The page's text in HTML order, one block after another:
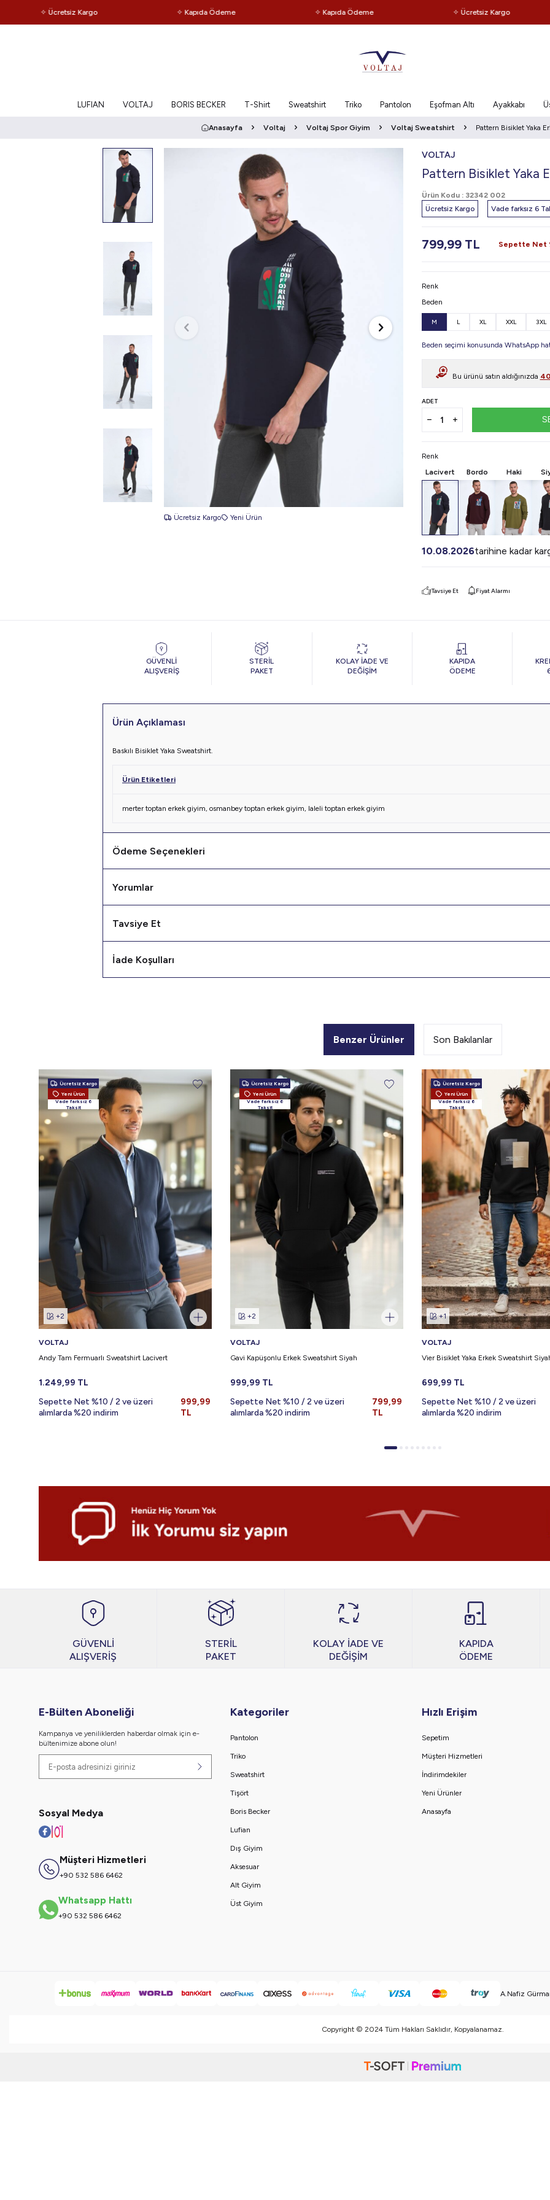
✧ Ücretsiz Kargo ✧ Kapıda Ödeme ✧ Kapıda Ödeme ✧ Ücretsiz Kargo
LUFIAN VOLTAJ BORIS BECKER T-Shirt Sweatshirt Triko Pantolon Eşofman Altı Ayakkabı
Anasayfa Voltaj Voltaj Spor Giyim Voltaj Sweatshirt Pattern Bisiklet Yaka
Ücretsiz Kargo Yeni Ürün
VOLTAJ
Pattern Bisiklet Yaka
Ürün Kodu : 32342 002
Ücretsiz Kargo
Vade farksız 6
799,99 TL Sepette Net
Renk
Beden
M L XL XXL 3XL
Beden seçimi konusunda WhatsApp
Bu ürünü satın aldığınızda
ADET
Renk
Lacivert
Bordo Haki
10.08.2026tarihine kadar
Tavsiye Et Fiyat Alarmı
GÜVENLİ
ALIŞVERİŞ
STERİL
PAKET
KOLAY İADE VE
DEĞİŞİM
KAPIDA
ÖDEME
Ürün Açıklaması
Baskılı Bisiklet Yaka Sweatshirt.
Ürün Etiketleri
merter toptan erkek giyim, osmanbey toptan erkek giyim, laleli toptan erkek giyim
Ödeme Seçenekleri
Yorumlar
Tavsiye Et
İade Koşulları
Benzer Ürünler Son Bakılanlar
Ücretsiz Kargo
Yeni Ürün
Vade farksız 6
Taksit
+2
VOLTAJ
Andy Tam Fermuarlı Sweatshirt Lacivert
1.249,99 TL
Sepette Net %10 / 2 ve üzeri
alımlarda %20 indirim
999,99
TL
Ücretsiz Kargo
Yeni Ürün
Vade farksız 6
Taksit
+2
VOLTAJ
Gavi Kapüşonlu Erkek Sweatshirt Siyah
999,99 TL
Sepette Net %10 / 2 ve üzeri
alımlarda %20 indirim
799,99
TL
Ücretsiz Kargo
Yeni Ürün
Vade farksız 6
Taksit
+1
VOLTAJ
Vier Bisiklet Yaka Erkek Sweatshirt
699,99 TL
Sepette Net %10 / 2 ve üzeri
alımlarda %20 indirim
GÜVENLİ
ALIŞVERİŞ
STERİL
PAKET
KOLAY İADE VE
DEĞİŞİM
KAPIDA
ÖDEME
E-Bülten Aboneliği
Kampanya ve yeniliklerden haberdar olmak için e-
bültenimize abone olun!
Sosyal Medya
Müşteri Hizmetleri
+90 532 586 6462
Whatsapp Hattı
+90 532 586 6462
Kategoriler
Pantolon
Triko
Sweatshirt
Tişört
Boris Becker
Lufian
Dış Giyim
Aksesuar
Alt Giyim
Üst Giyim
Hızlı Erişim
Sepetim
Müşteri Hizmetleri
İndirimdekiler
Yeni Ürünler
Anasayfa
A.Nafiz
Copyright © 2024 Tüm Hakları Saklıdır, Kopyalanamaz.
Fırsatı
ayrıcalıklı fırsatlardan ilk siz haberdar olun.
Şimdi Katıl